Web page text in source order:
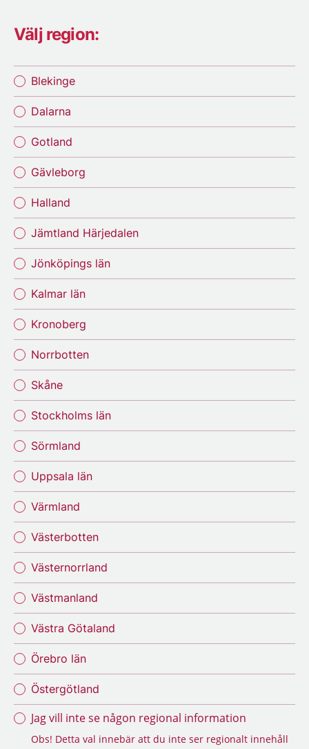
Välj region:
Blekinge
Dalarna
Gotland
Gävleborg
Halland
Jämtland Härjedalen
Jönköpings län
Kalmar län
Kronoberg
Norrbotten
Skåne
Stockholms län
Sörmland
Uppsala län
Värmland
Västerbotten
Västernorrland
Västmanland
Västra Götaland
Örebro län
Östergötland
Jag vill inte se någon regional information
Obs! Detta val innebär att du inte ser regionalt innehåll